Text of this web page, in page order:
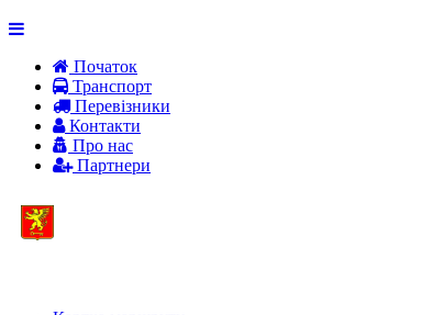
Початок
Транспорт
Перевiзники
Контакти
Про нас
Партнери